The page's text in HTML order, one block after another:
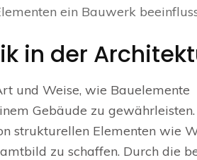
ein Bauwerk
in der
und Weise, wie Bauelemente
Gebäude zu gewährleisten.
strukturellen Elementen wie
zu schaffen. Durch die